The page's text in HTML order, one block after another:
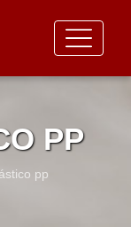
PP
pp